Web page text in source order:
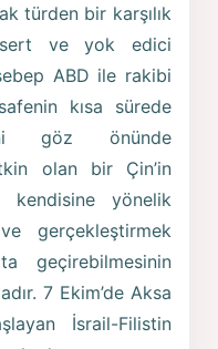
türden bir karşılık
sert ve yok edici
ABD ile rakibi
kısa sürede
göz önünde
olan bir Çin’in
kendisine yönelik
gerçekleştirmek
geçirebilmesinin
7 Ekim’de Aksa
İsrail-Filistin